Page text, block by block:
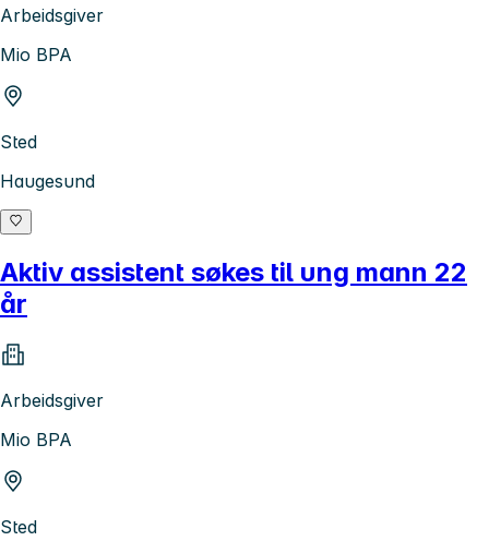
Arbeidsgiver
Mio BPA
Sted
Haugesund
Aktiv assistent søkes til ung mann 22
år
Arbeidsgiver
Mio BPA
Sted